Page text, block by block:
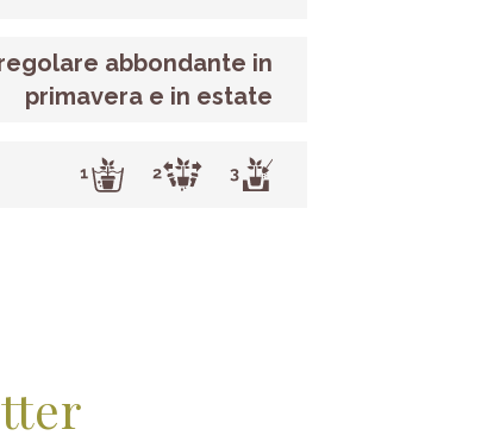
abbondante in
primavera e in estate